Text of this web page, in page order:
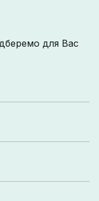
квартири,
для Вас